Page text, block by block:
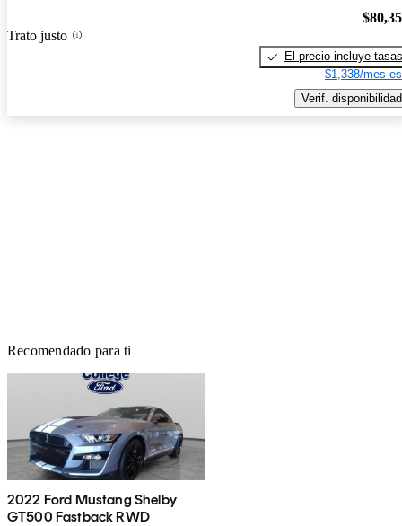
Trato justo
El precio incluye tasas
$1,338/mes
Verif. disponibilidad
Recomendado para ti
2022 Ford Mustang Shelby
GT500 Fastback RWD